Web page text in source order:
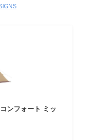
ンフォート ミッ